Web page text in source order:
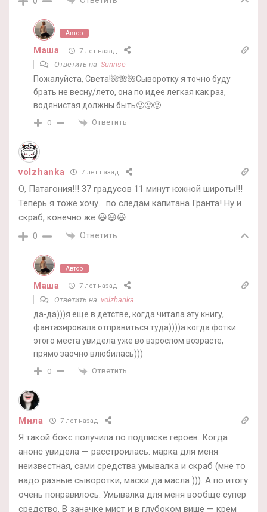
Автор
Маша 7 лет назад
Ответить на Sunrise
Пожалуйста, Света!🌺🌺🌺Сыворотку я точно буду
брать не весну/лето, она по идее легкая как раз,
водянистая должны быть🙂🙂🙂
0 Ответить
volzhanka 7 лет назад
О, Патагония!!! 37 градусов 11 минут южной широты!!!
Теперь я тоже хочу… по следам капитана Гранта! Ну и
скраб, конечно же 😃😃😃
0 Ответить
Автор
Маша 7 лет назад
Ответить на volzhanka
да-да)))я еще в детстве, когда читала эту книгу,
фантазировала отправиться туда))))а когда фотки
этого места увидела уже во взрослом возрасте,
прямо заочно влюбилась)))
0 Ответить
Мила 7 лет назад
Я такой бокс получила по подписке героев. Когда
анонс увидела — расстроилась: марка для меня
неизвестная, сами средства умывалка и скраб (мне то
надо разные сыворотки, маски да масла ))). А по итогу
очень понравилось. Умывалка для меня вообще супер
средство. В заначке мист и в глубоком више — крем